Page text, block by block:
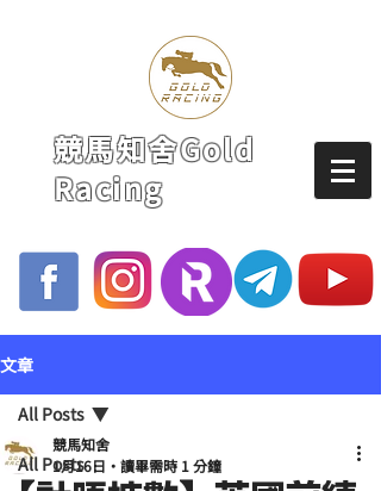
競馬知舍Gold
Racing
文章
All Posts
All Posts
競馬知舍
1月16日
讀畢需時 1 分鐘